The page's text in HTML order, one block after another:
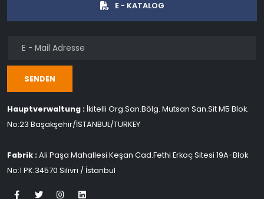
E - KATALOG
SENDEN
Hauptverwaltung : İkitelli Org.San.Bölg. Mutsan San.Sit M5 Blok.
No:23 Başakşehir/İSTANBUL/TURKEY
Fabrik : Ali Paşa Mahallesi Keşan Cad.Fethi Erkoç Sitesi 19A-Blok
No:1 PK:34570 Silivri / İstanbul